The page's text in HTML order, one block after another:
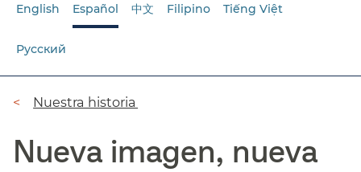
English Español 中文 Filipino Tiếng Việt
Русский
Ruta
navegación​​
Nuestra historia​​
Nueva imagen, nueva